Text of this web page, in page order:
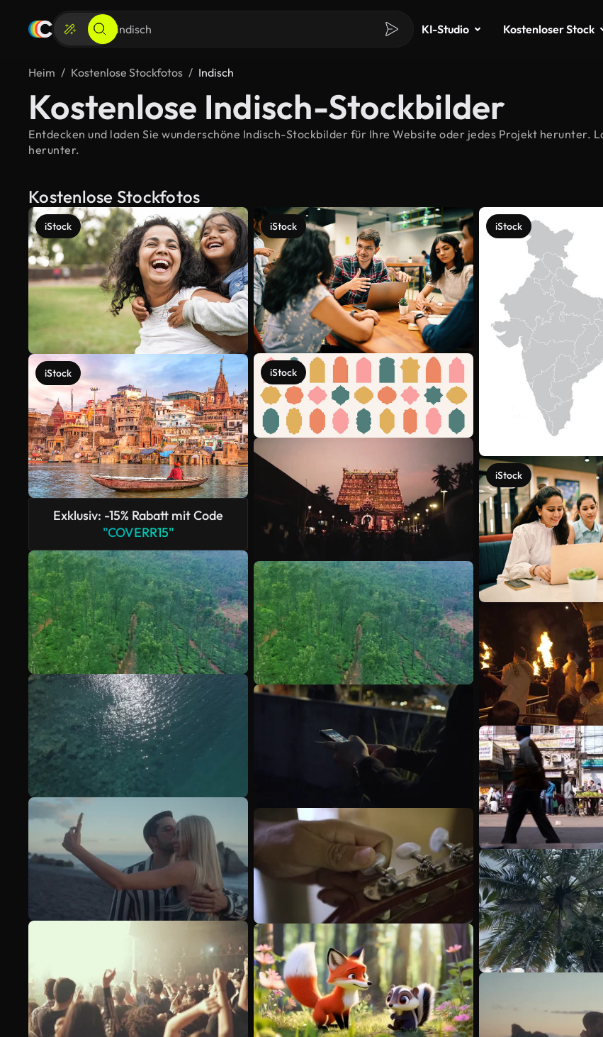
KI-Studio Kostenloser Stock
Heim Kostenlose Stockfotos Indisch
Kostenlose Indisch-Stockbilder
Entdecken und laden Sie wunderschöne Indisch-Stockbilder für Ihre Website oder jedes Projekt herunter.
herunter.
Kostenlose Stockfotos
iStock
iStock
Exklusiv: -15% Rabatt mit Code
"COVERR15"
iStock
iStock
iStock
iStock